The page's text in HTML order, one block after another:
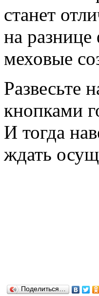
станет
на
меховые
Развесьте
кнопками
И тогда
ждать
Поделиться…